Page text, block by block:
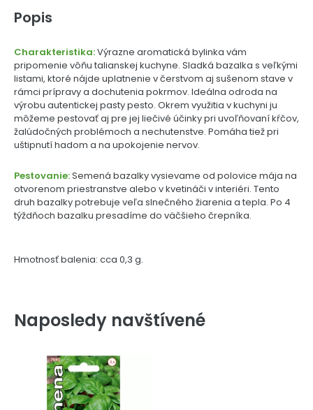
Popis
Charakteristika:Výrazne aromatická bylinka vám
pripomenie vôňu talianskej kuchyne. Sladká bazalka s veľkými
listami, ktoré nájde uplatnenie v čerstvom aj sušenom stave v
rámci prípravy a dochutenia pokrmov. Ideálna odroda na
výrobu autentickej pasty pesto. Okrem využitia v kuchyni ju
môžeme pestovať aj pre jej liečivé účinky pri uvoľňovaní kŕčov,
žalúdočných problémoch a nechutenstve. Pomáha tiež pri
uštipnutí hadom a na upokojenie nervov.
Pestovanie:Semená bazalky vysievame od polovice mája na
otvorenom priestranstve alebo v kvetináči v interiéri. Tento
druh bazalky potrebuje veľa slnečného žiarenia a tepla. Po 4
týždňoch bazalku presadíme do väčšieho črepníka.
Hmotnosť balenia: cca 0,3 g.
Naposledy navštívené